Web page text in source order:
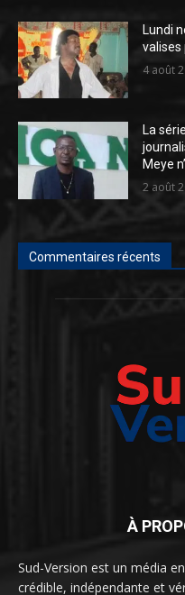
Lundi
valises
4 août
La
Meye
2 août
Commentaires récents
À
Sud-Version est un média
crédible, indépendante et